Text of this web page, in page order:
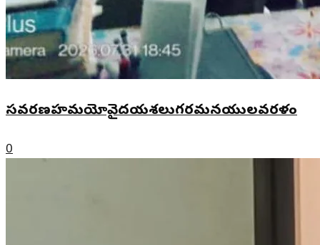
సవరణహమయోవైదయశలుగరమనయులవరళం
0